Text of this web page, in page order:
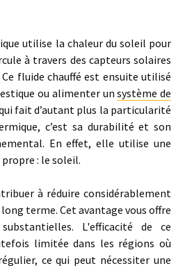
utilise la chaleur du soleil pour
à travers des capteurs solaires
fluide chauffé est ensuite utilisé
ou alimenter unsystème de
fait d’autant plus la particularité
c’est sa durabilité et son
En effet, elle utilise une
: le soleil.
à réduire considérablement
terme. Cet avantage vous offre
L'efficacité de ce
limitée dans les régions où
ce qui peut nécessiter une